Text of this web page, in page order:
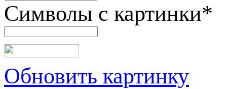
Символы с картинки*
Обновить картинку